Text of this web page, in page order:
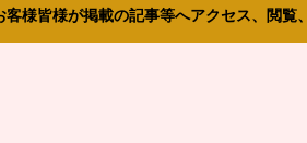
客様皆様が掲載の記事等へアクセス、閲覧